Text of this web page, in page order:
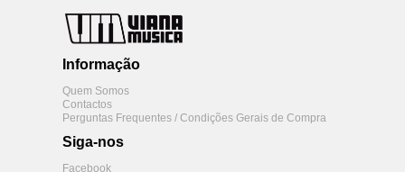
Informação
Quem Somos
Contactos
Perguntas Frequentes / Condições Gerais de Compra
Siga-nos
Facebook